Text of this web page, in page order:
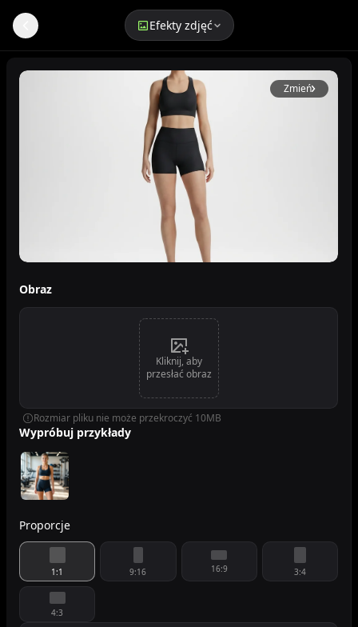
Efekty zdjęć
Generator półrealistycznych cyfrowych awatarów 3D
Zmień
Obraz
Kliknij, aby
przesłać obraz
Rozmiar pliku nie może przekroczyć 10MB
Wypróbuj przykłady
Proporcje
1:1 9:16 16:9 3:4
4:3